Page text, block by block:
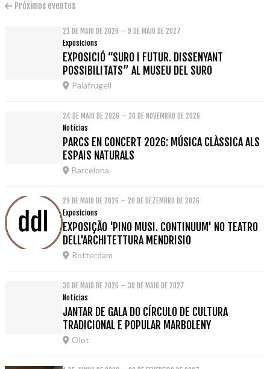
Próximos eventos
21 DE MAIO DE 2026 – 9 DE MAIO DE 2027
Exposicions
EXPOSICIÓ “SURO I FUTUR. DISSENYANT
POSSIBILITATS” AL MUSEU DEL SURO
Palafrugell
24 DE MAIO DE 2026 – 30 DE NOVEMBRO DE 2026
Notícias
PARCS EN CONCERT 2026: MÚSICA CLÀSSICA ALS
ESPAIS NATURALS
Barcelona
29 DE MAIO DE 2026 – 20 DE DEZEMBRO DE 2026
Exposicions
EXPOSIÇÃO 'PINO MUSI. CONTINUUM' NO TEATRO
DELL'ARCHITETTURA MENDRISIO
Rotterdam
30 DE MAIO DE 2026 – 30 DE MAIO DE 2027
Notícias
JANTAR DE GALA DO CÍRCULO DE CULTURA
TRADICIONAL E POPULAR MARBOLENY
Olot